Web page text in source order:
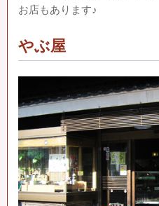
お店もあります♪
やぶ屋